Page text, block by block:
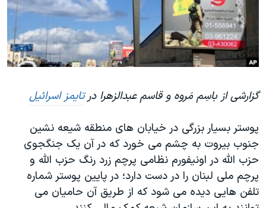
فرهنگ و زندگی
حقوق شهروندی
اقتصادی
اسرائیل در جنگ
آرشیو پخش زنده
مستندها
انتخابات ریاست جمهوری آمریکا ۲۰۲۴
حمله جمهوری اسلامی به اسرائیل
ورزش زنان در ایران
مجموعه مستندهای دادخواهی
تریبونال مردمی آبان ۹۸
دادگاه حمید نوری
چهل سال گروگان‌گیری
دنبال کنید
زبانهای مختلف
گزارشی از باسِم مَروه و قاسم عبدالزهرا درتایمز اسرائیل
پوستر بسیار بزرگی در خیابان های منطقه شیعه نشین
جنوب بیروت به چشم می خورد که در آن یک جنگجوی
حزب الله در اونیفورم نظامی پرچم زرد رنگ حزب الله و
پرچم ملی لبنان را در دست دارد؛ در پایین پوستر شماره
تلفن هایی دیده می شود که از طریق آن حامیان می